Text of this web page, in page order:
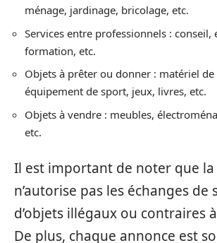
ménage, jardinage, bricolage, etc.
Services entre professionnels : conseil,
formation, etc.
Objets à prêter ou donner : matériel
équipement de sport, jeux, livres, etc.
Objets à vendre : meubles,
etc.
Il est important de noter que
n’autorise pas les échanges de
d’objets illégaux ou contraires
De plus, chaque annonce est